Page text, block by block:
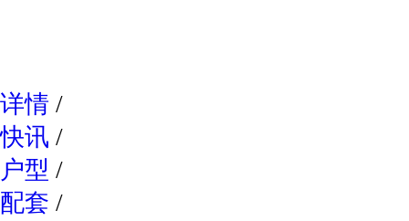
详情 /
快讯 /
户型 /
配套 /